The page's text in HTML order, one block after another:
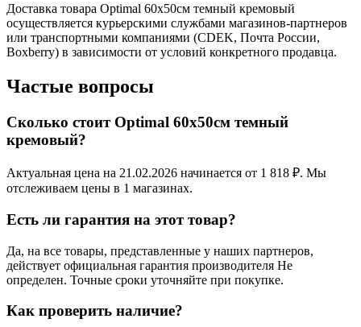
Доставка товара Optimal 60х50см темный кремовый
осуществляется курьерскими службами магазинов-партнеров
или транспортными компаниями (CDEK, Почта России,
Boxberry) в зависимости от условий конкретного продавца.
Частые вопросы
Сколько стоит Optimal 60х50см темный
кремовый?
Актуальная цена на 21.02.2026 начинается от 1 818 ₽. Мы
отслеживаем цены в 1 магазинах.
Есть ли гарантия на этот товар?
Да, на все товары, представленные у наших партнеров,
действует официальная гарантия производителя Не
определен. Точные сроки уточняйте при покупке.
Как проверить наличие?